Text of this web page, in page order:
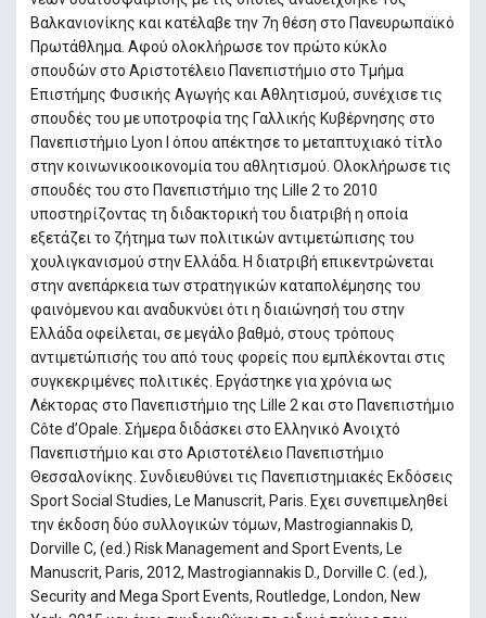
Βαλκανιονίκης και κατέλαβε την 7η θέση στο Πανευρωπαϊκό
Πρωτάθλημα. Αφού ολοκλήρωσε τον πρώτο κύκλο
σπουδών στο Αριστοτέλειο Πανεπιστήμιο στο Τμήμα
Επιστήμης Φυσικής Αγωγής και Αθλητισμού, συνέχισε τις
σπουδές του με υποτροφία της Γαλλικής Κυβέρνησης στο
Πανεπιστήμιο Lyon Ι όπου απέκτησε το μεταπτυχιακό τίτλο
στην κοινωνικοοικονομία του αθλητισμού. Ολοκλήρωσε τις
σπουδές του στο Πανεπιστήμιο της Lille 2 το 2010
υποστηρίζοντας τη διδακτορική του διατριβή η οποία
εξετάζει το ζήτημα των πολιτικών αντιμετώπισης του
χουλιγκανισμού στην Ελλάδα. Η διατριβή επικεντρώνεται
στην ανεπάρκεια των στρατηγικών καταπολέμησης του
φαινόμενου και αναδυκνύει ότι η διαιώνησή του στην
Ελλάδα οφείλεται, σε μεγάλο βαθμό, στους τρόπους
αντιμετώπισής του από τους φορείς που εμπλέκονται στις
συγκεκριμένες πολιτικές. Εργάστηκε για χρόνια ως
Λέκτορας στο Πανεπιστήμιο της Lille 2 και στο Πανεπιστήμιο
Côte d’Opale. Σήμερα διδάσκει στο Ελληνικό Ανοιχτό
Πανεπιστήμιο και στο Αριστοτέλειο Πανεπιστήμιο
Θεσσαλονίκης. Συνδιευθύνει τις Πανεπιστημιακές Εκδόσεις
Sport Social Studies, Le Manuscrit, Paris. Εχει συνεπιμεληθεί
την έκδοση δύο συλλογικών τόμων, Mastrogiannakis D,
Dorville C, (ed.) Risk Management and Sport Events, Le
Manuscrit, Paris, 2012, Mastrogiannakis D., Dorville C. (ed.),
Security and Mega Sport Events, Routledge, London, New